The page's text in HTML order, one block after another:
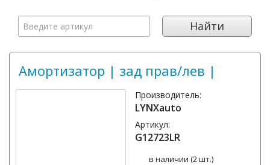
Введите
артикул:
Найти
Амортизатор | зад прав/лев |
Производитель:
LYNXauto
Артикул:
G12723LR
в наличии (2 шт.)